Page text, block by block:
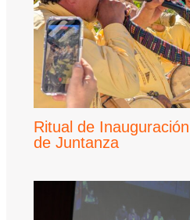
Ritual de
de Juntanza